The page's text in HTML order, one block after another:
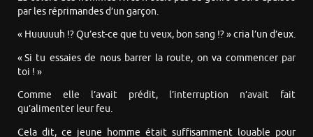
par les réprimandes d’un garçon.
« Huuuuuh !? Qu’est-ce que tu veux, bon sang !? » cria l’un d’eux.
« Si tu essaies de nous barrer la route, on va commencer par
toi ! »
Comme elle l’avait prédit, l’interruption n’avait fait
qu’alimenter leur feu.
Cela dit, ce jeune homme était suffisamment louable pour